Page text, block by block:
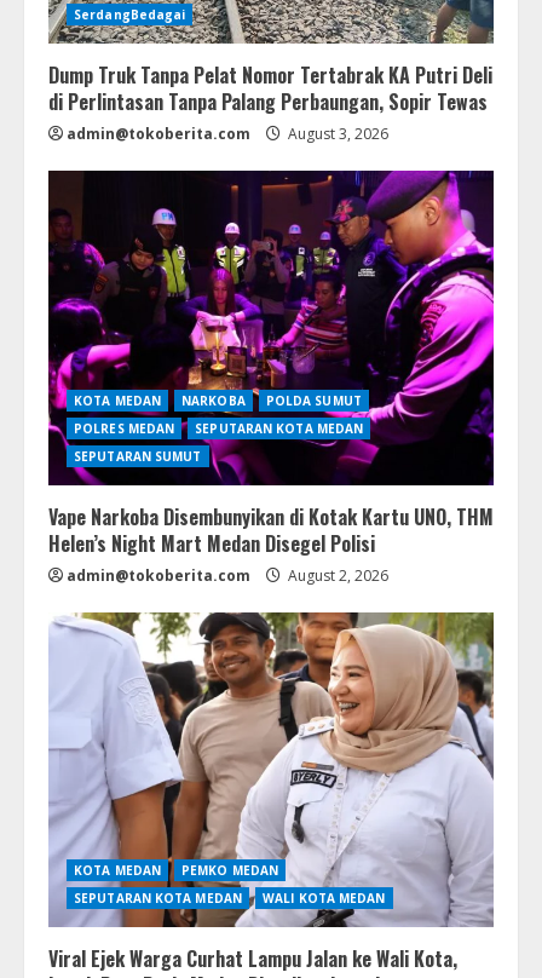
SerdangBedagai
Dump Truk Tanpa Pelat Nomor Tertabrak KA Putri Deli
di Perlintasan Tanpa Palang Perbaungan, Sopir Tewas
admin@tokoberita.com August 3, 2026
KOTA MEDAN NARKOBA
POLDA SUMUT
POLRES MEDAN
SEPUTARAN KOTA MEDAN
SEPUTARAN SUMUT
Vape Narkoba Disembunyikan di Kotak Kartu UNO, THM
Helen’s Night Mart Medan Disegel Polisi
admin@tokoberita.com August 2, 2026
KOTA MEDAN
PEMKO MEDAN
SEPUTARAN KOTA MEDAN
WALI KOTA MEDAN
Viral Ejek Warga Curhat Lampu Jalan ke Wali Kota,